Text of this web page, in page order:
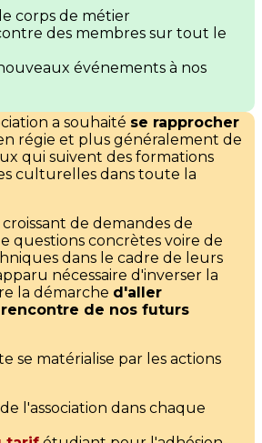
corps de métier
des membres sur tout le
événements à nos
a souhaité se rapprocher
régie et plus généralement de
qui suivent des formations
culturelles dans toute la
de demandes de
questions concrètes voire de
dans le cadre de leurs
nécessaire d'inverser la
la démarche d'aller
de nos futurs
se matérialise par les actions
l'association dans chaque